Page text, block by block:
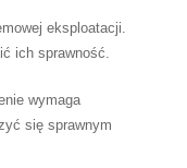
eksploatacji.
ich sprawność.
wymaga
się sprawnym